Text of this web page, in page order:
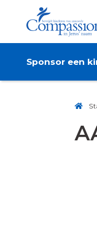
Sponsor een